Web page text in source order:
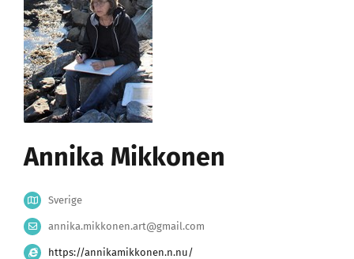
Annika Mikkonen
Sverige
annika.mikkonen.art@gmail.com
https://annikamikkonen.n.nu/